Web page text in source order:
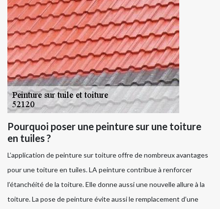
Pourquoi poser une peinture sur une toiture
en tuiles ?
L’application de peinture sur toiture offre de nombreux avantages
pour une toiture en tuiles. LA peinture contribue à renforcer
l’étanchéité de la toiture. Elle donne aussi une nouvelle allure à la
toiture. La pose de peinture évite aussi le remplacement d’une